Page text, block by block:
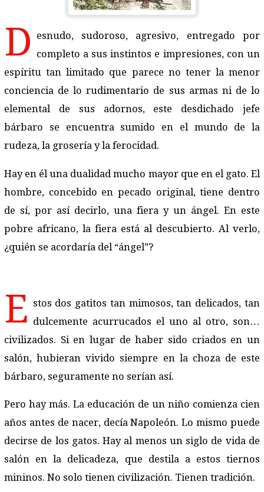
D
esnudo, sudoroso, agresivo, entregado por
completo a sus instintos e impresiones, con un
espíritu tan limitado que parece no tener la menor
conciencia de lo rudimentario de sus armas ni de lo
elemental de sus adornos, este desdichado jefe
bárbaro se encuentra sumido en el mundo de la
rudeza, la grosería y la ferocidad.
Hay en él una dualidad mucho mayor que en el gato. El
hombre, concebido en pecado original, tiene dentro
de sí, por así decirlo, una fiera y un ángel. En este
pobre africano, la fiera está al descubierto. Al verlo,
¿quién se acordaría del “ángel”?
E stos dos gatitos tan mimosos, tan delicados, tan
dulcemente acurrucados el uno al otro, son…
civilizados. Si en lugar de haber sido criados en un
salón, hubieran vivido siempre en la choza de este
bárbaro, seguramente no serían así.
Pero hay más. La educación de un niño comienza cien
años antes de nacer, decía Napoleón. Lo mismo puede
decirse de los gatos. Hay al menos un siglo de vida de
salón en la delicadeza, que destila a estos tiernos
mininos. No solo tienen civilización. Tienen tradición.